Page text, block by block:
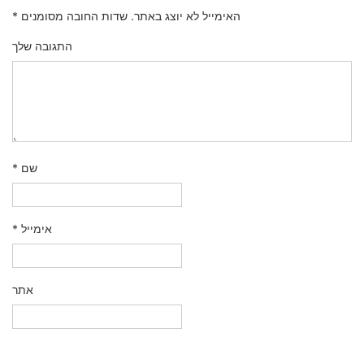
האימייל לא יוצג באתר. שדות החובה מסומנים *
התגובה שלך
שם *
אימייל *
אתר